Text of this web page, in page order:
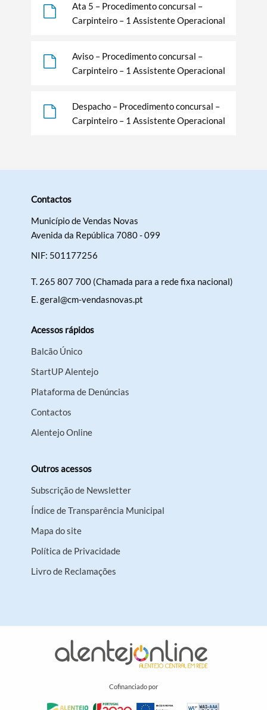
Categorias gerais
Ata 5 – Procedimento concursal –
Carpinteiro – 1 Assistente Operacional
Aviso – Procedimento concursal –
Carpinteiro – 1 Assistente Operacional
Despacho – Procedimento concursal –
Carpinteiro – 1 Assistente Operacional
Contactos
Município de Vendas Novas
Avenida da República 7080 - 099
NIF: 501177256
T. 265 807 700 (Chamada para a rede fixa nacional)
E.geral@cm-vendasnovas.pt
Acessos rápidos
Balcão Único
StartUP Alentejo
Plataforma de Denúncias
Contactos
Alentejo Online
Outros acessos
Subscrição de Newsletter
Índice de Transparência Municipal
Mapa do site
Política de Privacidade
Livro de Reclamações
Cofinanciado por